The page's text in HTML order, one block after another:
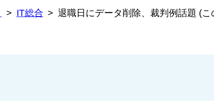
IT総合 退職日にデータ削除、裁判例話題 (